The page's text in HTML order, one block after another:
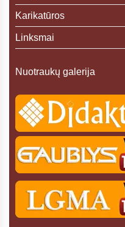
Karikatūros
Linksmai
Nuotraukų galerija